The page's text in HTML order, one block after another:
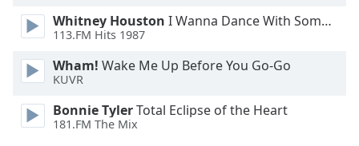
Modal
Dialog
End
dialog
Whitney Houston I Wanna Dance With Somebody
113.FM Hits 1987
Wham! Wake Me Up Before You Go-Go
KUVR
Bonnie TylerTotal Eclipse of the Heart
181.FM The Mix